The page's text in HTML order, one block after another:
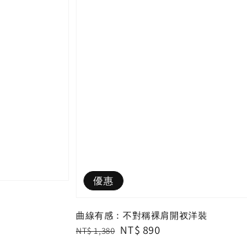
優惠
曲線有感：不對稱裸肩開衩洋裝
Regular
NT$ 1,380 Sale
NT$ 890